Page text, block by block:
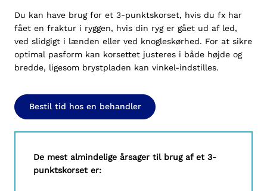
Du kan have brug for et 3-punktskorset, hvis du fx har
fået en fraktur i ryggen, hvis din ryg er gået ud af led,
ved slidgigt i lænden eller ved knogleskørhed. For at sikre
optimal pasform kan korsettet justeres i både højde og
bredde, ligesom brystpladen kan vinkel-indstilles.
Bestil tid hos en behandler
De mest almindelige årsager til brug af et 3-
punktskorset er: